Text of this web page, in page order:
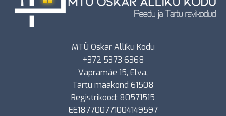
MTÜ Oskar Alliku Kodu
+372 5373 6368
Vapramäe 15, Elva,
Tartu maakond 61508
Registrikood: 80571515
EE187700771004149597